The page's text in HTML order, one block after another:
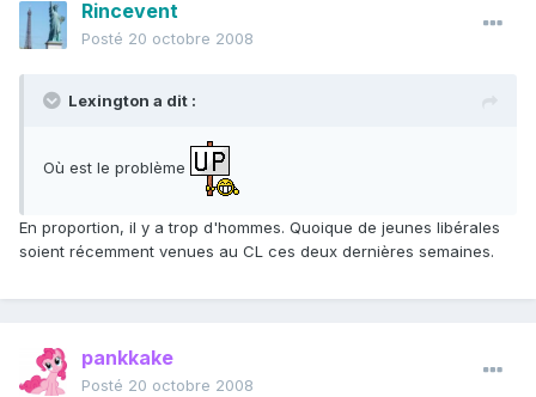
Rincevent
Posté 20 octobre 2008
Lexington a dit :
Où est le problème
En proportion, il y a trop d'hommes. Quoique de jeunes libérales
soient récemment venues au CL ces deux dernières semaines.
pankkake
Posté 20 octobre 2008